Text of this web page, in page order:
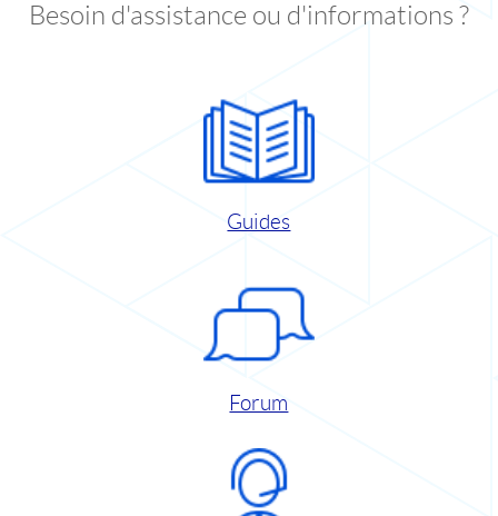
Besoin d'assistance ou d'informations ?
Guides
Forum